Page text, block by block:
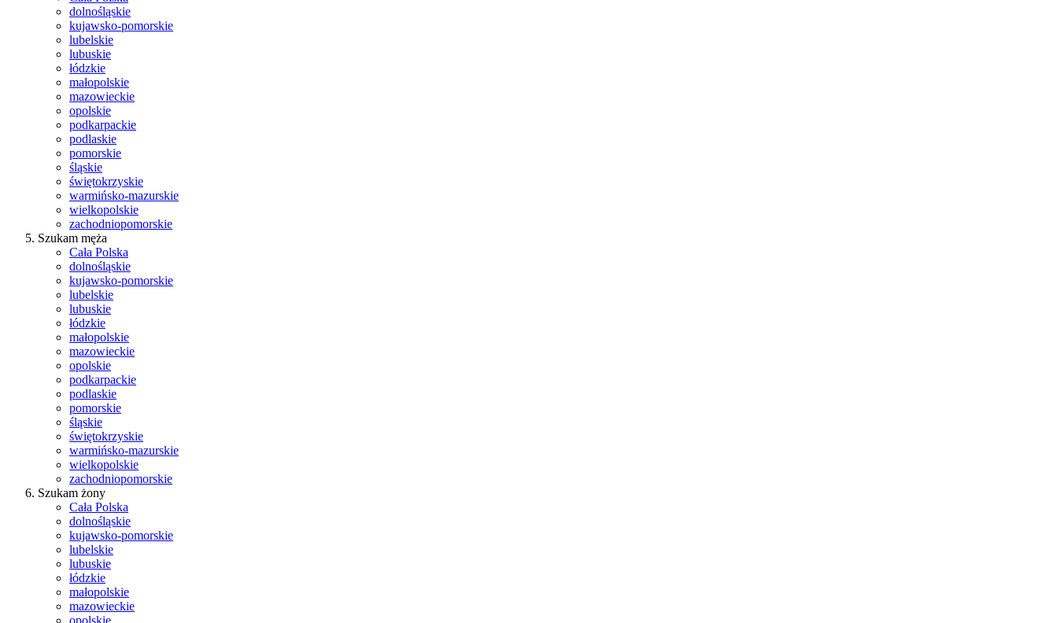
dolnośląskie
kujawsko-pomorskie
lubelskie
lubuskie
łódzkie
małopolskie
mazowieckie
opolskie
podkarpackie
podlaskie
pomorskie
śląskie
świętokrzyskie
warmińsko-mazurskie
wielkopolskie
zachodniopomorskie
Szukam męża
Cała Polska
dolnośląskie
kujawsko-pomorskie
lubelskie
lubuskie
łódzkie
małopolskie
mazowieckie
opolskie
podkarpackie
podlaskie
pomorskie
śląskie
świętokrzyskie
warmińsko-mazurskie
wielkopolskie
zachodniopomorskie
Szukam żony
Cała Polska
dolnośląskie
kujawsko-pomorskie
lubelskie
lubuskie
łódzkie
małopolskie
mazowieckie
opolskie